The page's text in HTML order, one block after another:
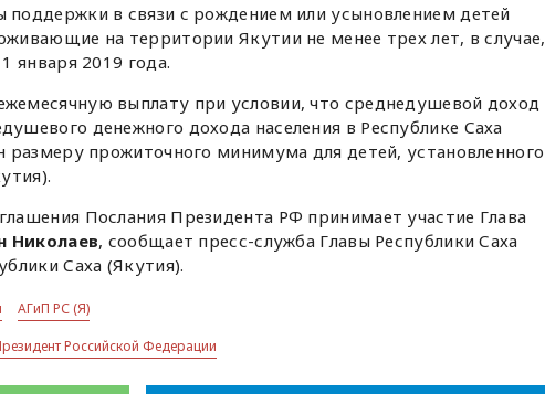
в связи с рождением или усыновлением детей
на территории Якутии не менее трех лет, в случае,
января 2019 года.
выплату при условии, что среднедушевой доход
денежного дохода населения в Республике Саха
размеру прожиточного минимума для детей, установленного
Послания Президента РФ принимает участие Глава
Николаев, сообщает пресс-служба Главы Республики Саха
Саха (Якутия).
АГиП РС (Я)
Российской Федерации